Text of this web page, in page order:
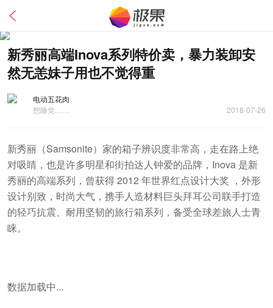
新秀丽高端Inova系列特价卖，暴力装卸安
然无恙妹子用也不觉得重
电动五花肉
想睡觉……
2018-07-26
新秀丽（Samsonite）家的箱子辨识度非常高，走在路上绝
对吸睛，也是许多明星和街拍达人钟爱的品牌，Inova 是新
秀丽的高端系列，曾获得 2012 年世界红点设计大奖 ，外形
设计别致，时尚大气，携手人造材料巨头拜耳公司联手打造
的轻巧抗震、耐用坚韧的旅行箱系列，备受全球差旅人士青
睐。
数据加载中...